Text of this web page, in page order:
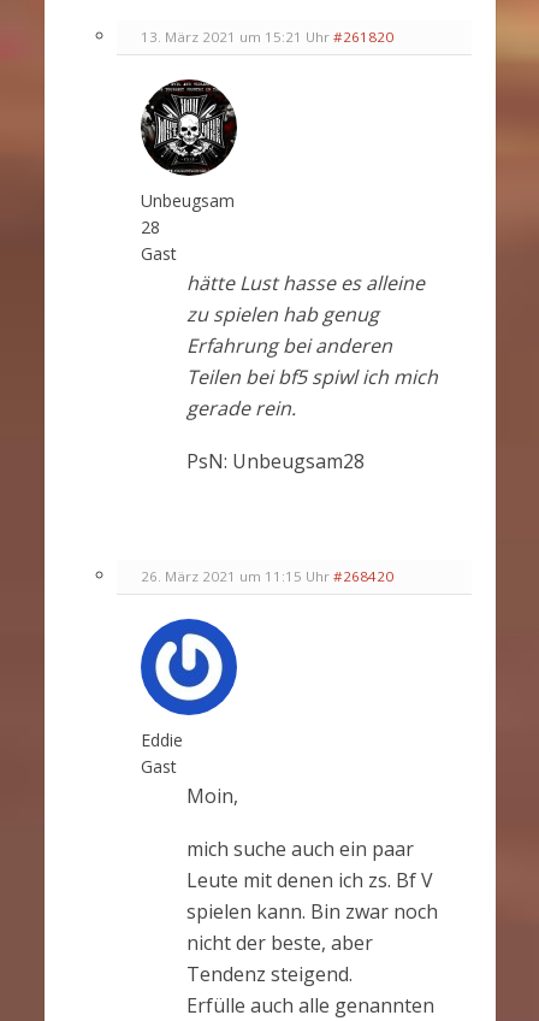
13. März 2021 um 15:21 Uhr #261820
Unbeugsam
28
Gast
hätte Lust hasse es alleine
zu spielen hab genug
Erfahrung bei anderen
Teilen bei bf5 spiwl ich mich
gerade rein.
PsN: Unbeugsam28
26. März 2021 um 11:15 Uhr #268420
Eddie
Gast
Moin,
mich suche auch ein paar
Leute mit denen ich zs. Bf V
spielen kann. Bin zwar noch
nicht der beste, aber
Tendenz steigend.
Erfülle auch alle genannten